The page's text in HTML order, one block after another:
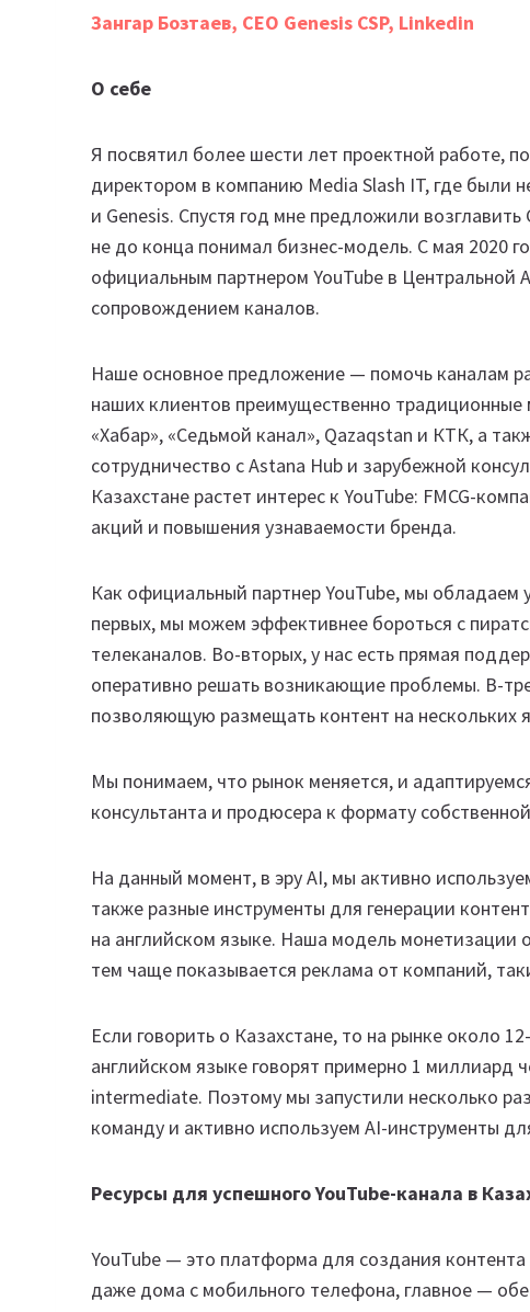
Зангар Бозтаев, CEO Genesis CSP, Linkedin
О себе
Я посвятил более шести лет проектной работе,
директором в компанию Media Slash IT, где были
и Genesis. Спустя год мне предложили
не до конца понимал бизнес-модель. С мая 2020
официальным партнером YouTube в
сопровождением каналов.
Наше основное предложение — помочь каналам
наших клиентов преимущественно
«Хабар», «Седьмой канал», Qazaqstan и КТК, а
сотрудничество с Astana Hub и зарубежной
Казахстане растет интерес к YouTube: FMCG-
акций и повышения узнаваемости бренда.
Как официальный партнер YouTube, мы
первых, мы можем эффективнее бороться с
телеканалов. Во-вторых, у нас есть прямая
оперативно решать возникающие проблемы. В-
позволяющую размещать контент на нескольких
Мы понимаем, что рынок меняется, и
консультанта и продюсера к формату
На данный момент, в эру AI, мы активно
также разные инструменты для генерации
на английском языке. Наша модель монетизации
тем чаще показывается реклама от компаний,
Если говорить о Казахстане, то на рынке около
английском языке говорят примерно 1 миллиард
intermediate. Поэтому мы запустили несколько
команду и активно используем AI-инструменты
Ресурсы для успешного YouTube-канала в
YouTube — это платформа для создания
даже дома с мобильного телефона, главное —